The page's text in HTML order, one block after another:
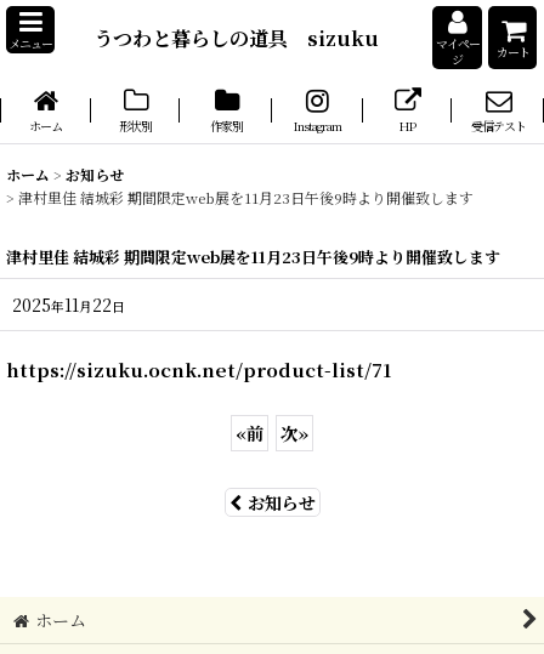
メニュー うつわと暮らしの道具 sizuku
マイペー
ジ
カート
ホーム 形状別 作家別 Instagram HP 受信テスト
ホーム > お知らせ
> 津村里佳 結城彩 期間限定web展を11月23日午後9時より開催致します
津村里佳 結城彩 期間限定web展を11月23日午後9時より開催致します
2025年11月 22 日
https://sizuku.ocnk.net/product-list/71
«前 次»
お知らせ
ホーム